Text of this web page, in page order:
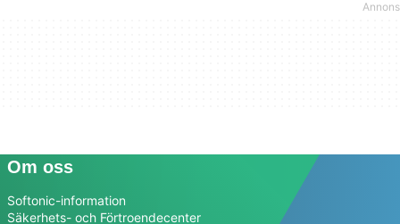
Om oss
Softonic-information
Säkerhets- och Förtroendecenter